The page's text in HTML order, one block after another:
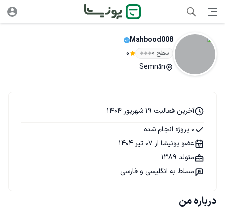
Mahbood008
سطح ۰ 0
Semnān
درباره من
آخرین فعالیت 19 شهریور 1404
0 پروژه انجام شده
عضو پونیشا از 07 تیر 1404
متولد 1389
مسلط به انگلیسی و فارسی